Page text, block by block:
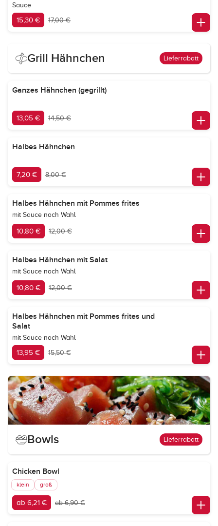
Sauce
15,30 € 17,00 €
Grill Hähnchen Lieferrabatt
Ganzes Hähnchen (gegrillt)
13,05 € 14,50 €
Halbes Hähnchen
7,20 € 8,00 €
Halbes Hähnchen mit Pommes frites
mit Sauce nach Wahl
10,80 € 12,00 €
Halbes Hähnchen mit Salat
mit Sauce nach Wahl
10,80 € 12,00 €
Halbes Hähnchen mit Pommes frites und
Salat
mit Sauce nach Wahl
13,95 € 15,50 €
Bowls Lieferrabatt
Chicken Bowl
klein groß
ab 6,21 € ab 6,90 €